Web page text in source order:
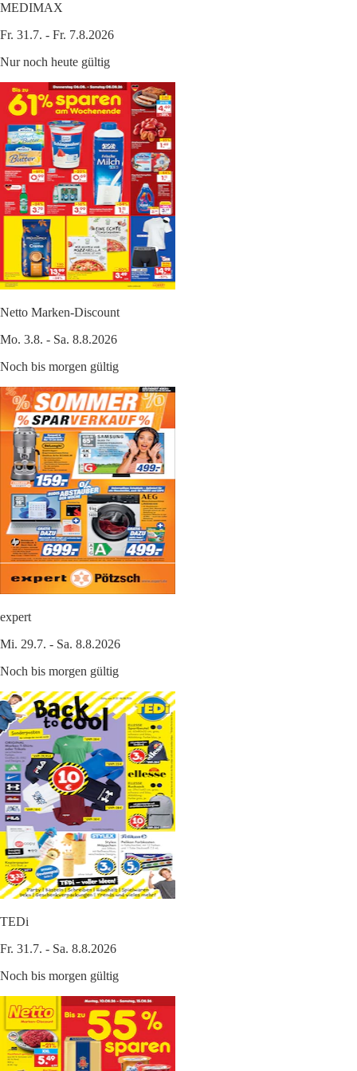
MEDIMAX
Fr. 31.7. - Fr. 7.8.2026
Nur noch heute gültig
Netto Marken-Discount
Mo. 3.8. - Sa. 8.8.2026
Noch bis morgen gültig
expert
Mi. 29.7. - Sa. 8.8.2026
Noch bis morgen gültig
TEDi
Fr. 31.7. - Sa. 8.8.2026
Noch bis morgen gültig